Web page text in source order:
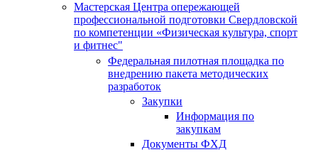
Мастерская Центра опережающей
профессиональной подготовки Свердловской
по компетенции «Физическая культура, спорт
и фитнес"
Федеральная пилотная площадка по
внедрению пакета методических
разработок
Закупки
Информация по
закупкам
Документы ФХД